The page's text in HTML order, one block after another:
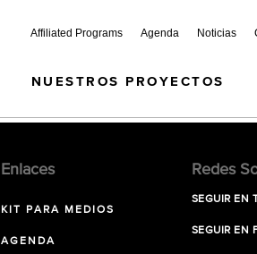
Affiliated Programs Agenda Noticias
NUESTROS PROYECTOS
Enlaces
KIT PARA MEDIOS
AGENDA
Redes
SEGUIR EN
SEGUIR EN